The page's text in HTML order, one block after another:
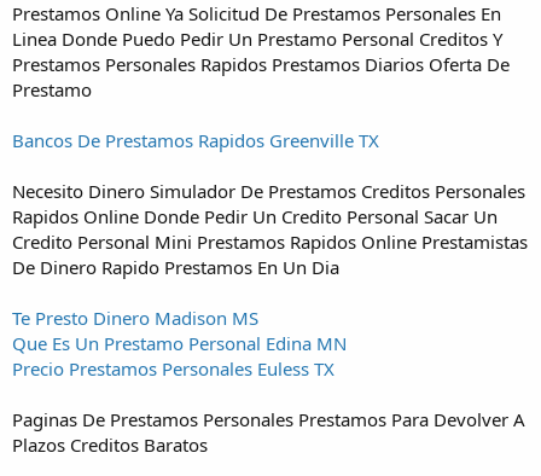
Prestamos Online Ya Solicitud De Prestamos Personales En
Linea Donde Puedo Pedir Un Prestamo Personal Creditos Y
Prestamos Personales Rapidos Prestamos Diarios Oferta De
Prestamo
Bancos De Prestamos Rapidos Greenville TX
Necesito Dinero Simulador De Prestamos Creditos Personales
Rapidos Online Donde Pedir Un Credito Personal Sacar Un
Credito Personal Mini Prestamos Rapidos Online Prestamistas
De Dinero Rapido Prestamos En Un Dia
Te Presto Dinero Madison MS
Que Es Un Prestamo Personal Edina MN
Precio Prestamos Personales Euless TX
Paginas De Prestamos Personales Prestamos Para Devolver A
Plazos Creditos Baratos